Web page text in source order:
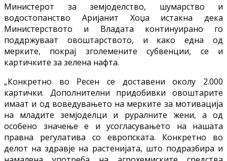
Министерот за земјоделство, шумарство и
водостопанство Аријанит Хоџа истакна дека
Министерството и Владата континуирано го
поддржуваат овоштарството, и како една од
мерките, покрај зголемените субвенции, се и
картичките за зелена нафта.
„Конкретно во Ресен се доставени околу 2.000
картички. Дополнителни придобивки овоштарите
имаат и од воведувањето на мерките за мотивација
на младите земјоделци и руралните жени, а од
особено значење е и усогласувањето на нашата
правна регулатива со европската. Конкретно во
делот на здравје на растенијата, што подразбира и